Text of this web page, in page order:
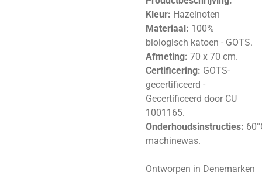
Kleur: Hazelnoten
Materiaal: 100%
biologisch katoen - GOTS.
Afmeting: 70 x 70 cm.
Certificering: GOTS-
gecertificeerd -
Gecertificeerd door CU
1001165.
Onderhoudsinstructies:
machinewas.
Ontworpen in Denemarken